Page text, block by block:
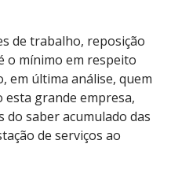
de trabalho, reposição
o mínimo em respeito
em última análise, quem
grande empresa,
saber acumulado das
de serviços ao